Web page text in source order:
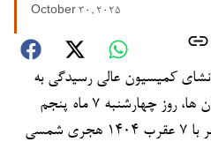
October 30, 2025
کمیسیون عالی رسیدگی به
مشکلات مهاجرین و خانواده افغان ها، روز چهارشنبه ۷ ماه پنجم
سال ۱۴۴۷ هجری قمری که برابر با ۷ عقرب ۱۴۰۴ هجری شمسی